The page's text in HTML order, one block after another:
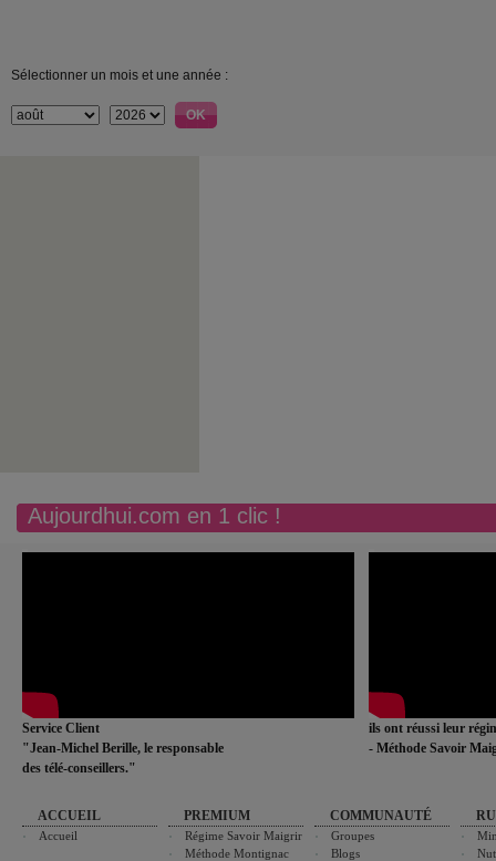
Sélectionner un mois et une année :
Aujourdhui.com en 1 clic !
Service Client
"Jean-Michel Berille, le responsable
des télé-conseillers."
ils ont réussi leur
- Méthode Savoir
ACCUEIL
Accueil
PREMIUM
Régime Savoir Maigrir
Méthode Montignac
COMMUNAUTÉ
Groupes
Blogs